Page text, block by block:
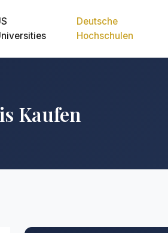
Deutsche
Hochschulen
Kaufen